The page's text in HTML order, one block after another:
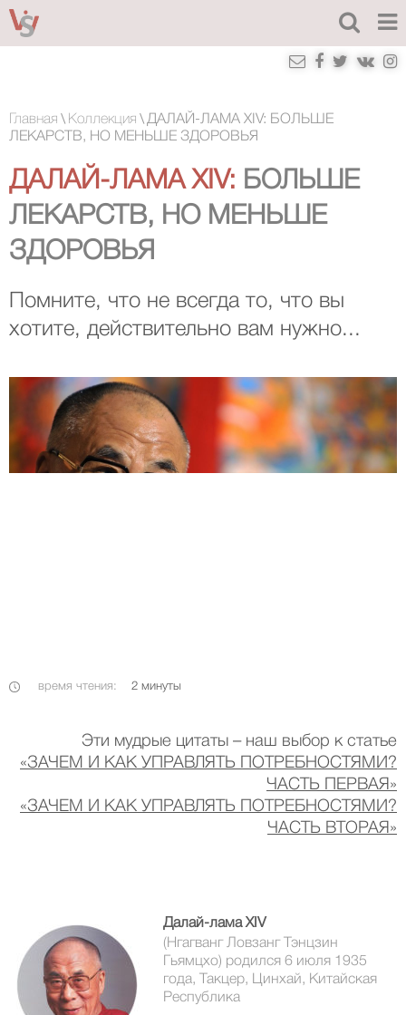
Главная \ Коллекция \ ДАЛАЙ-ЛАМА XIV: БОЛЬШЕ
ЛЕКАРСТВ, НО МЕНЬШЕ ЗДОРОВЬЯ
ДАЛАЙ-ЛАМА XIV: БОЛЬШЕ
ЛЕКАРСТВ, НО МЕНЬШЕ
ЗДОРОВЬЯ
Помните, что не всегда то, что вы
хотите, действительно вам нужно...
время чтения: 2 минуты
Эти мудрые цитаты – наш выбор к статье
«ЗАЧЕМ И КАК УПРАВЛЯТЬ ПОТРЕБНОСТЯМИ?
ЧАСТЬ ПЕРВАЯ»
«ЗАЧЕМ И КАК УПРАВЛЯТЬ ПОТРЕБНОСТЯМИ?
ЧАСТЬ ВТОРАЯ»
Далай-лама XIV
(Нгагванг Ловзанг Тэнцзин
Гьямцхо) родился 6 июля 1935
года, Такцер, Цинхай, Китайская
Республика